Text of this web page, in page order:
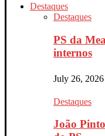
Destaques
Destaques
PS da
internos
July 26, 2026
Destaques
João